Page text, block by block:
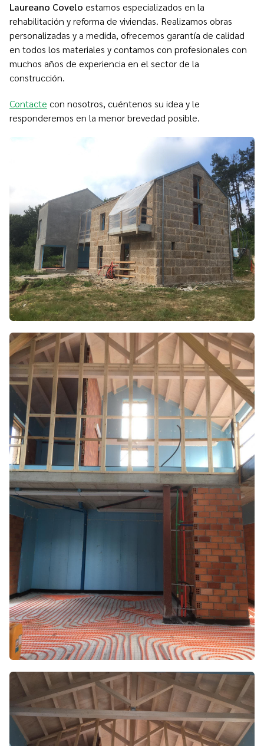
Laureano Covelo estamos especializados en la
rehabilitación y reforma de viviendas. Realizamos obras
personalizadas y a medida, ofrecemos garantía de calidad
en todos los materiales y contamos con profesionales con
muchos años de experiencia en el sector de la
construcción.
Contacte con nosotros, cuéntenos su idea y le
responderemos en la menor brevedad posible.